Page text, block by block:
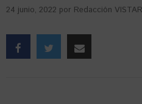
24 junio, 2022 por Redacción VISTAR